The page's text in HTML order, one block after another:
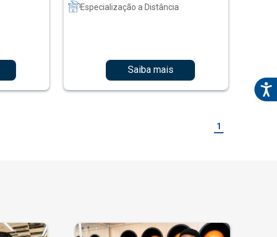
Especialização a Distância
Saiba mais
1